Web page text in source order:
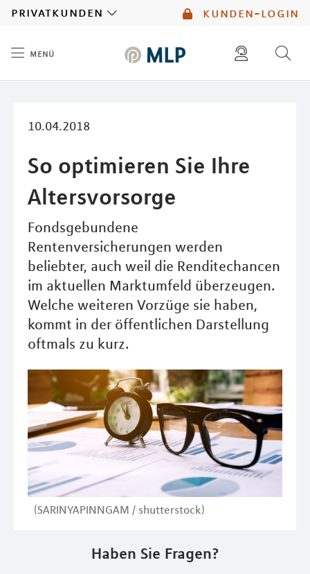
kunden-login
privatkunden
menü
10.04.2018
So optimieren Sie Ihre
Altersvorsorge
Fondsgebundene
Rentenversicherungen werden
beliebter, auch weil die Renditechancen
im aktuellen Marktumfeld überzeugen.
Welche weiteren Vorzüge sie haben,
kommt in der öffentlichen Darstellung
oftmals zu kurz.
(SARINYAPINNGAM / shutterstock)
Haben Sie Fragen?